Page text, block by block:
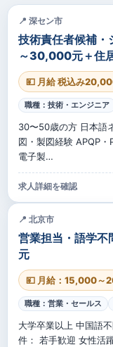
📍 深セン市
技術責任者候補
～30,000元＋住
💴 月給 税込み
職種：技術・エンジニア
30〜50歳の方 日本語
図・製図経験 APQP
電子製…
求人詳細を確認
📍 北京市
営業担当・語学
元
💴 月給：15,000～
職種：営業・セールス
大学卒業以上 中国語
件： 若手歓迎 女性活